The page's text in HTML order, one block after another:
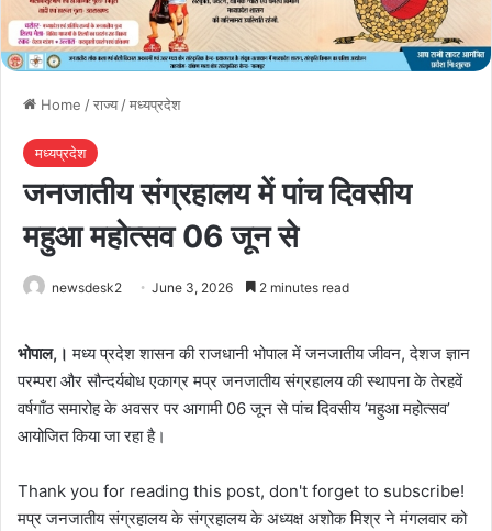
Home /राज्य /मध्यप्रदेश
मध्यप्रदेश
जनजातीय संग्रहालय में पांच दिवसीय
महुआ महोत्सव 06 जून से
newsdesk2 June 3, 2026 2 minutes read
भोपाल,। मध्य प्रदेश शासन की राजधानी भोपाल में जनजातीय जीवन, देशज ज्ञान
परम्परा और सौन्दर्यबोध एकाग्र मप्र जनजातीय संग्रहालय की स्थापना के तेरहवें
वर्षगाँठ समारोह के अवसर पर आगामी 06 जून से पांच दिवसीय ’महुआ महोत्सव’
आयोजित किया जा रहा है।
Thank you for reading this post, don't forget to subscribe!
मप्र जनजातीय संग्रहालय के संग्रहालय के अध्यक्ष अशोक मिश्र ने मंगलवार को